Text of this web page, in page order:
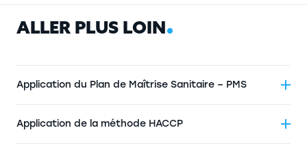
ALLER PLUS LOIN
Application du Plan de Maîtrise Sanitaire – PMS
Application de la méthode HACCP